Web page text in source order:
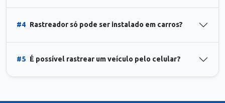
#4 Rastreador só pode ser instalado em carros?
#5 É possível rastrear um veículo pelo celular?